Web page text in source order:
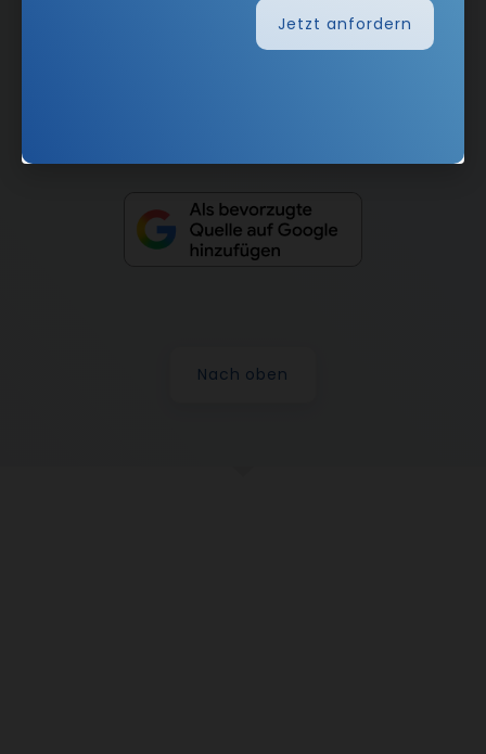
Vertrag widerrufen
Nach oben
Jetzt anfordern